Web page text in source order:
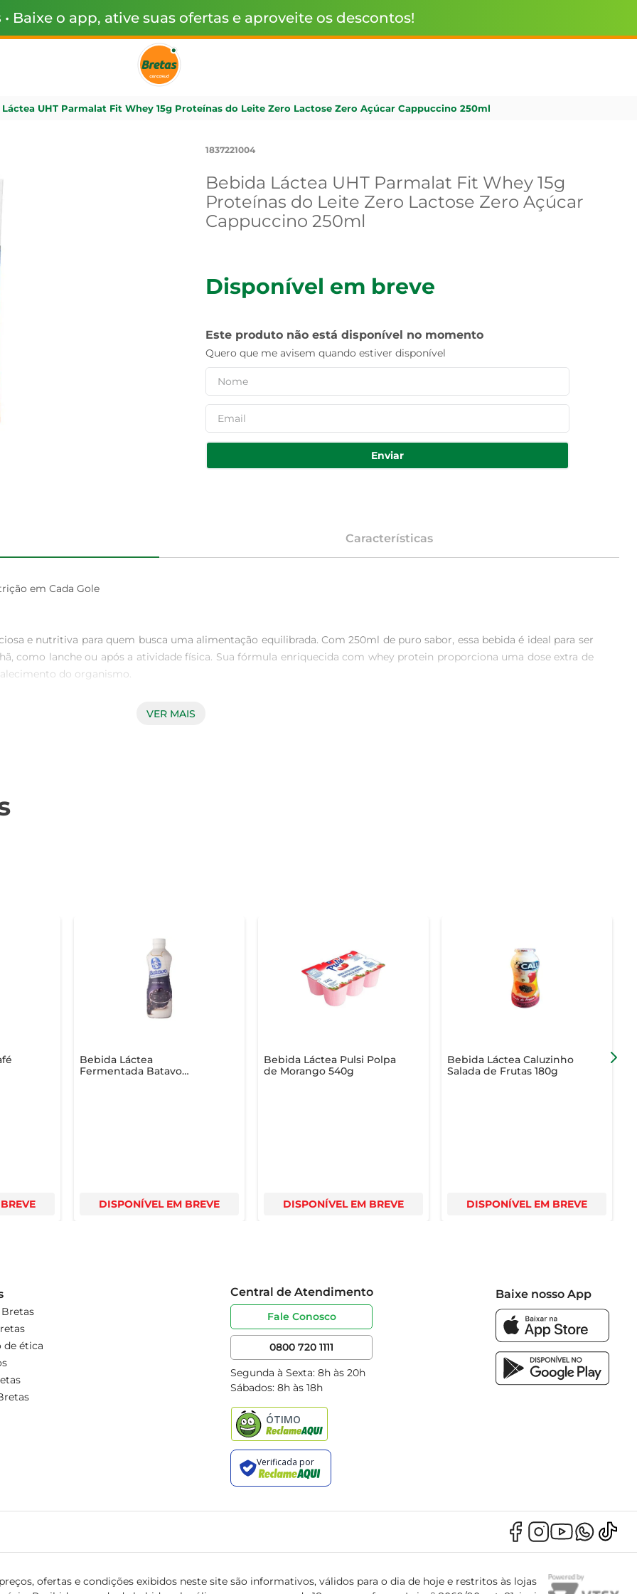
• Baixe o app, ative suas ofertas e aproveite os descontos!
Láctea UHT Parmalat Fit Whey 15g Proteínas do Leite Zero Lactose Zero Açúcar Cappuccino 250ml
1837221004
Bebida Láctea UHT Parmalat Fit Whey 15g
Proteínas do Leite Zero Lactose Zero Açúcar
Cappuccino 250ml
Disponível em breve
Este produto não está disponível no momento
Quero que me avisem quando estiver disponível
Enviar
Características
em Cada Gole
e nutritiva para quem busca uma alimentação equilibrada. Com 250ml de puro sabor, essa bebida é ideal para ser
como lanche ou após a atividade física. Sua fórmula enriquecida com whey protein proporciona uma dose extra de
do organismo.
Whey é perfeita para levar na bolsa ou na mochila. Seu formato compacto permite que você tenha uma opção
antes de aberto
quem deseja aliar sabor e nutrição em um único produto, garantindo energia e disposição para enfrentar o dia.
VER MAIS
Bebida Láctea
Fermentada Batavo
DISPONÍVEL EM BREVE
Bebida Láctea Pulsi Polpa
de Morango 540g
DISPONÍVEL EM BREVE
Bebida Láctea Caluzinho
Salada de Frutas 180g
DISPONÍVEL EM BREVE
de ética
Central de Atendimento
Fale Conosco
0800 720 1111
Segunda à Sexta: 8h às 20h
Sábados: 8h às 18h
Baixe nosso App
ofertas e condições exibidos neste site são informativos, válidos para o dia de hoje e restritos às lojas